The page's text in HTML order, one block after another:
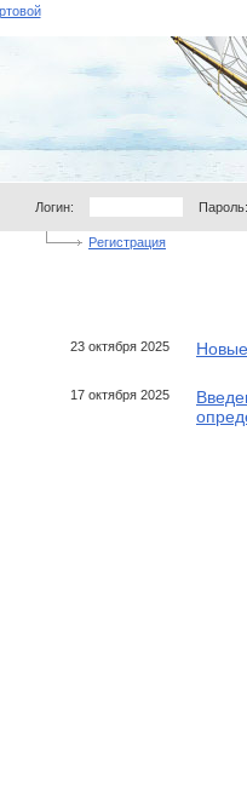
Логин: Пароль:
Регистрация
23 октября 2025
17 октября 2025